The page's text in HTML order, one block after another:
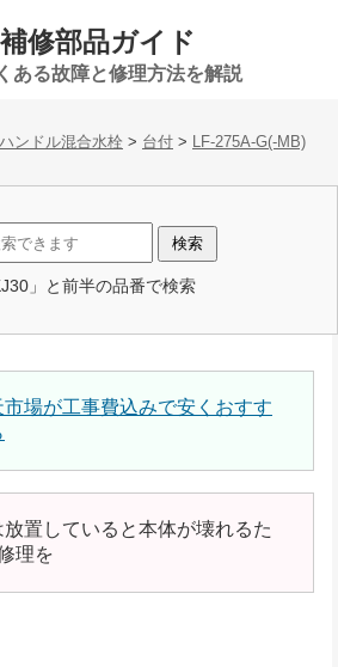
修部品ガイド
ある故障と修理方法を解説
ンドル混合水栓 > 台付 > LF-275A-G(-MB)
」と前半の品番で検索
場が工事費込みで安くおすす
置していると本体が壊れるた
理を